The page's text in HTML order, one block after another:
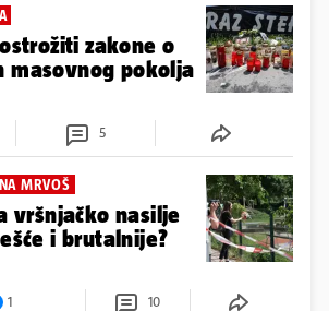
zakone o
masovnog pokolja
5
MRVOŠ
vršnjačko nasilje
i brutalnije?
1 10